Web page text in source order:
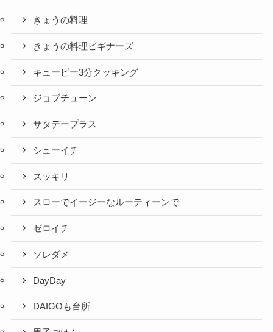
きょうの料理
きょうの料理ビギナーズ
キューピー3分クッキング
ジョブチューン
サタデープラス
シューイチ
スッキリ
スローでイージーなルーティーンで
ゼロイチ
ソレダメ
DayDay
DAIGOも台所